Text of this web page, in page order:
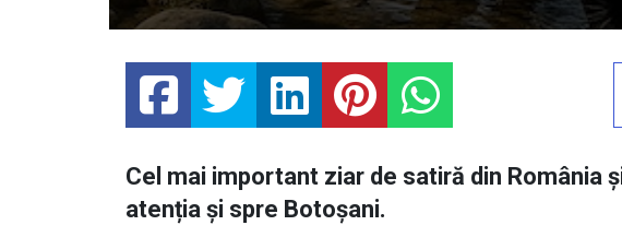
Cel mai important ziar de satiră din România
atenția și spre Botoșani.